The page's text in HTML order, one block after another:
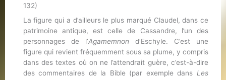
132)
La figure qui a d’ailleurs le plus marqué Claudel, dans ce
patrimoine antique, est celle de Cassandre, l’un des
personnages de l’Agamemnon d’Eschyle. C’est une
figure qui revient fréquemment sous sa plume, y compris
dans des textes où on ne l’attendrait guère, c’est-à-dire
des commentaires de la Bible (par exemple dans Les